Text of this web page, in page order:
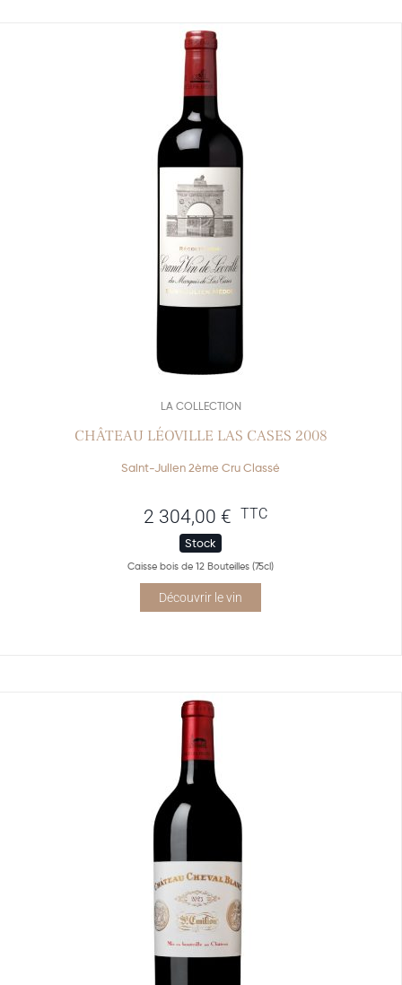
LA COLLECTION
CHÂTEAU LÉOVILLE LAS CASES 2008
Saint-Julien 2ème Cru Classé
2 304,00 € TTC
Stock
Caisse bois de 12 Bouteilles (75cl)
Découvrir le vin